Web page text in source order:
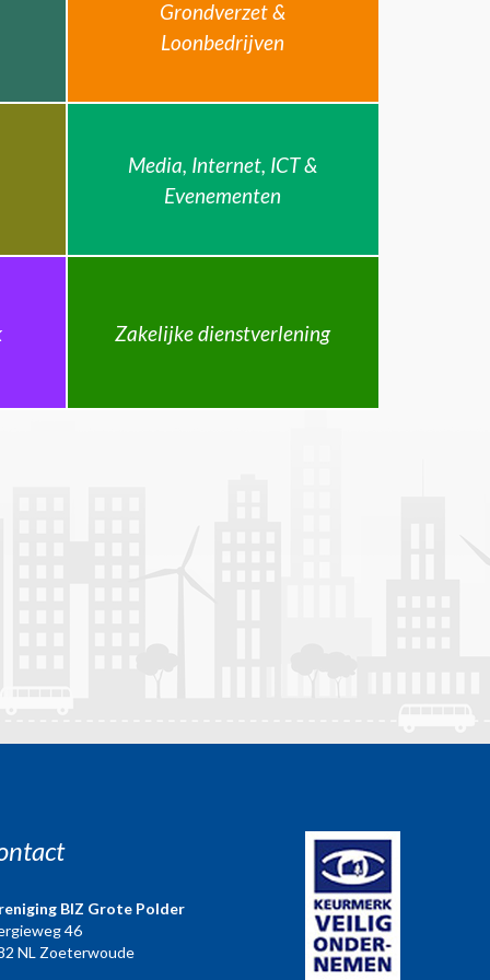
Grondverzet &
Loonbedrijven
Media, Internet, ICT &
Evenementen
Zakelijke dienstverlening
BIZ Grote Polder
46
NL Zoeterwoude